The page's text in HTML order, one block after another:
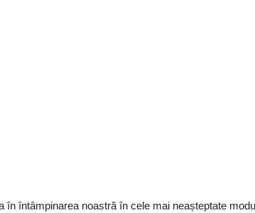
în întâmpinarea noastră în cele mai neașteptate